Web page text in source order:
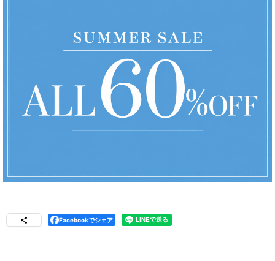
Facebookでシェア